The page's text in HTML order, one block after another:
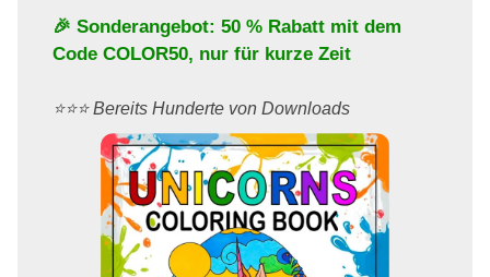
🎉 Sonderangebot: 50 % Rabatt mit dem
Code COLOR50, nur für kurze Zeit
⭐️⭐️⭐️ Bereits Hunderte von Downloads